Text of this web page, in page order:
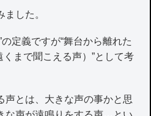
した。
定義ですが“舞台から離れた
まで聞こえる声）”として考
とは、大きな声の事かと思